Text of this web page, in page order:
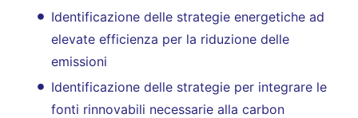
Identificazione delle strategie energetiche ad
elevate efficienza per la riduzione delle
emissioni
Identificazione delle strategie per integrare le
fonti rinnovabili necessarie alla carbon